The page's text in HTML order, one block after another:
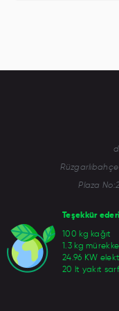
Teşekkür
100 kg kağıt
1.3 kg
24.96 KW
20 lt yakıt
Plaza